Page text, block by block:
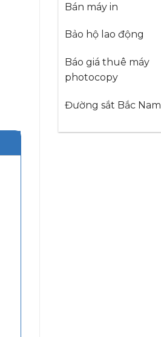
Bán máy in
Bảo hộ lao động
Báo giá thuê máy
photocopy
Đường sắt Bắc Nam